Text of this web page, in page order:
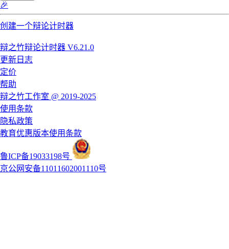
🎉
创建一个辩论计时器
辩之竹辩论计时器 V6.21.0
更新日志
定价
帮助
辩之竹工作室 @ 2019-2025
使用条款
隐私政策
教育优惠版本使用条款
鲁ICP备19033198号
京公网安备11011602001110号